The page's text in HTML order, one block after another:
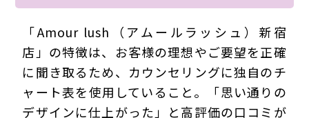
「Amour lush（アムールラッシュ）新宿
店」の特徴は、お客様の理想やご要望を正確
に聞き取るため、カウンセリングに独自のチ
ャート表を使用していること。「思い通りの
デザインに仕上がった」と高評価の口コミが